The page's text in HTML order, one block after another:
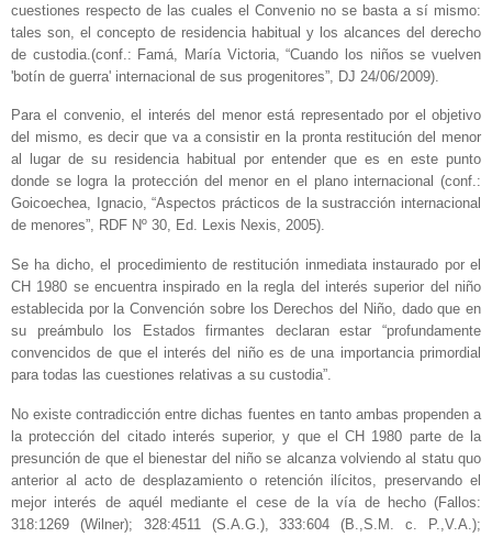
cuestiones respecto de las cuales el Convenio no se basta a sí mismo:
tales son, el concepto de residencia habitual y los alcances del derecho
de custodia.(conf.: Famá, María Victoria, “Cuando los niños se vuelven
'botín de guerra' internacional de sus progenitores”, DJ 24/06/2009).
Para el convenio, el interés del menor está representado por el objetivo
del mismo, es decir que va a consistir en la pronta restitución del menor
al lugar de su residencia habitual por entender que es en este punto
donde se logra la protección del menor en el plano internacional (conf.:
Goicoechea, Ignacio, “Aspectos prácticos de la sustracción internacional
de menores”, RDF Nº 30, Ed. Lexis Nexis, 2005).
Se ha dicho, el procedimiento de restitución inmediata instaurado por el
CH 1980 se encuentra inspirado en la regla del interés superior del niño
establecida por la Convención sobre los Derechos del Niño, dado que en
su preámbulo los Estados firmantes declaran estar “profundamente
convencidos de que el interés del niño es de una importancia primordial
para todas las cuestiones relativas a su custodia”.
No existe contradicción entre dichas fuentes en tanto ambas propenden a
la protección del citado interés superior, y que el CH 1980 parte de la
presunción de que el bienestar del niño se alcanza volviendo al statu quo
anterior al acto de desplazamiento o retención ilícitos, preservando el
mejor interés de aquél mediante el cese de la vía de hecho (Fallos:
318:1269 (Wilner); 328:4511 (S.A.G.), 333:604 (B.,S.M. c. P.,V.A.);